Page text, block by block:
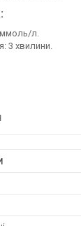
ммоль/л.
3 хвилини.